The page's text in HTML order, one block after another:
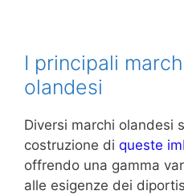
I principali
olandesi
Diversi marchi olandesi
costruzione di queste
offrendo una gamma
alle esigenze dei